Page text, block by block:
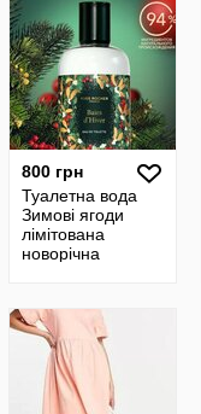
800 грн
Туалетна вода
Зимові ягоди
лімітована
новорічна